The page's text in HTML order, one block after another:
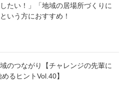
したい！」「地域の居場所づくりに
いう方におすすめ！
のつながり【チャレンジの先輩に
るヒントVol.40】